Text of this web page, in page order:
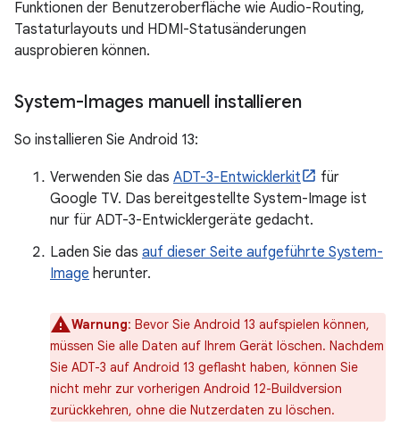
Funktionen der Benutzeroberfläche wie Audio-Routing,
Tastaturlayouts und HDMI-Statusänderungen
ausprobieren können.
System-Images manuell installieren
So installieren Sie Android 13:
Verwenden Sie das ADT-3-Entwicklerkit
für
Google TV. Das bereitgestellte System-Image ist
nur für ADT-3-Entwicklergeräte gedacht.
Laden Sie das auf dieser Seite aufgeführte System-
Image herunter.
Warnung: Bevor Sie Android 13 aufspielen können,
müssen Sie alle Daten auf Ihrem Gerät löschen. Nachdem
Sie ADT-3 auf Android 13 geflasht haben, können Sie
nicht mehr zur vorherigen Android 12-Buildversion
zurückkehren, ohne die Nutzerdaten zu löschen.